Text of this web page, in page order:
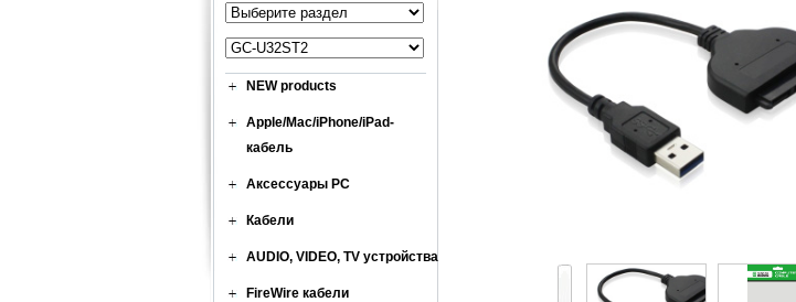
NEW products
Apple/Mac/iPhone/iPad-
кабель
Аксессуары PC
Кабели
AUDIO, VIDEO, TV устройства
FireWire кабели